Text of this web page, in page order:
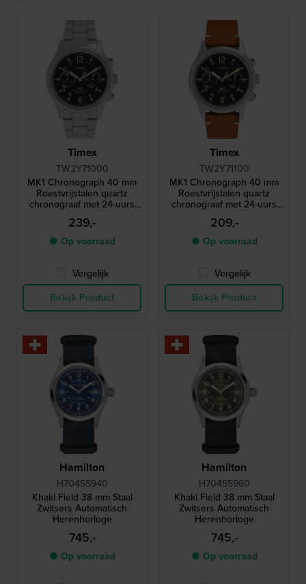
Timex
TW2Y71000
MK1 Chronograph 40 mm
Roestvrijstalen quartz
chronograaf met 24-uurs
wijzerplaat
239,-
● Op voorraad
Vergelijk
Bekijk Product
Timex
TW2Y71100
MK1 Chronograph 40 mm
Roestvrijstalen quartz
chronograaf met 24-uurs
wijzerplaat
209,-
● Op voorraad
Vergelijk
Bekijk Product
Hamilton
H70455940
Khaki Field 38 mm Staal
Zwitsers Automatisch
Herenhorloge
745,-
● Op voorraad
Hamilton
H70455960
Khaki Field 38 mm Staal
Zwitsers Automatisch
Herenhorloge
745,-
● Op voorraad